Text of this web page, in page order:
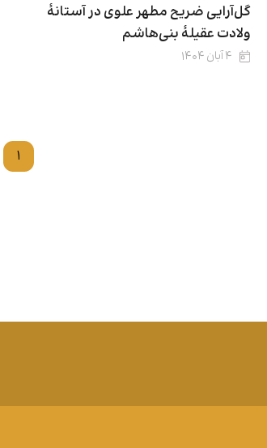
گل‌آرایی ضریح مطهر علوی در آستانۀ
ولادت عقیلۀ بنی‌هاشم
۴ آبان ۱۴۰۴
۱